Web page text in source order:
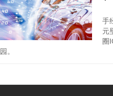
手
元
圈
园。